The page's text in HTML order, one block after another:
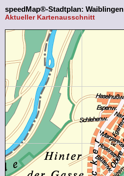
speedMap®-Stadtplan: Waiblingen
Aktueller Kartenausschnitt